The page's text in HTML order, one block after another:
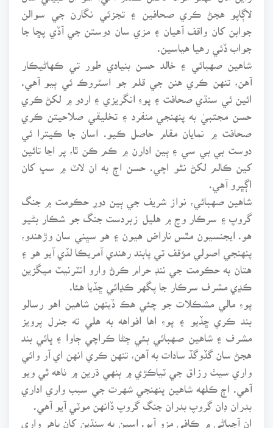
لاڳاپو هجڻ ڪري صحافين ۽ تجزئي نگارن جي سوالن
جوابن کان واقف آهيان ۽ مزي سان دوستن جي آڏي پڇا جا
جواب ڏئي رهيا هياسين.
شاهين صهبائي ۽ خالد حسن بنيادي طور تي ڪهاڻيڪار
آهن، تنهن ڪري هنن جي قلم جو اسٽروڪ ئي ٻيو آهي.
ائين ئي سنڌي صحافت ۽ پوءِ انگريزي ۽ اردو ۾ لکڻ ڪري
حسن مجتبيٰ به پنهنجي منفرد ۽ تخليقي صلاحيتن ڪري
صحافت ۾ نمايان مقام حاصل ڪيو. اسان جا ڪيترا ئي
دوست بي بي سي ۽ ٻين ادارن ۾ ڪم ڪن ٿا، پر اڃا تائين
کين ڪالم لکڻ نٿو اچي. حسن اڄ به ان لاٽ ۾ سڀ کان
اڳڀرو آهي.
شاهين صهبائي، نواز شريف جي ٻين دورِ حڪومت ۾ جنگ
گروپ ۽ سرڪار وچ ۾ هليل زبردست جنگ جو شڪار بڻيو
هو. ايجنسيون مٿس ناراض هيون ۽ هو سڀني سان وڙهندو،
پنهنجي اصولي مؤقف تي پابند رهندي آمريڪا لڏي آيو هو ۽
هتان به حڪومت جي ننڊ حرام ڪرڻ وارو انٽرنيٽ ميگزين
ڪڍي مشرف سرڪار جا پگهر ڪڍائي ڇڏيا هئا.
پوءِ مالي مشڪلات جو چئي هڪ ڏينهن شاهين اهو رسالو
بند ڪري ڇڏيو ۽ پوءِ اها افواهه به هلي ته جنرل پرويز
مشرف ۽ شاهين صهبائي ٻئي ڄڻا ڪراچي ڄاوا ۽ ڀائي بند
هجڻ سان گڏوگڏ سادات به آهن، تنهن ڪري انهن اي آر وائي
واري سيٺ رزاق جي ٽياڪڙي ۾ ٻنهي ڌرين ۾ ٺاهه ٿي ويو
آهي. اڄ ڪلهه شاهين پنهنجي شهرت جي سبب واري اداري
بدران ڊان گروپ بدران جنگ گروپ ڏانهن موٽي آيو آهي.
ان آجياڻي ۾ ڪافي مزو آيو. اسين به سنڌين کان ٻاهر واري